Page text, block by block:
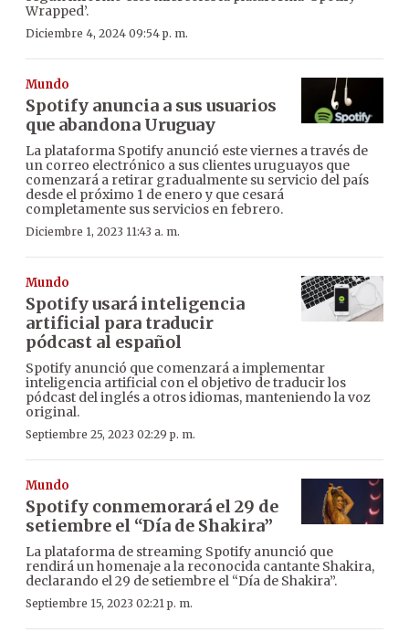
Wrapped’.
Diciembre 4, 2024 09:54 p. m.
Mundo
Spotify anuncia a sus usuarios
que abandona Uruguay
La plataforma Spotify anunció este viernes a través de
un correo electrónico a sus clientes uruguayos que
comenzará a retirar gradualmente su servicio del país
desde el próximo 1 de enero y que cesará
completamente sus servicios en febrero.
Diciembre 1, 2023 11:43 a. m.
Mundo
Spotify usará inteligencia
artificial para traducir
pódcast al español
Spotify anunció que comenzará a implementar
inteligencia artificial con el objetivo de traducir los
pódcast del inglés a otros idiomas, manteniendo la voz
original.
Septiembre 25, 2023 02:29 p. m.
Mundo
Spotify conmemorará el 29 de
setiembre el “Día de Shakira”
La plataforma de streaming Spotify anunció que
rendirá un homenaje a la reconocida cantante Shakira,
declarando el 29 de setiembre el “Día de Shakira”.
Septiembre 15, 2023 02:21 p. m.